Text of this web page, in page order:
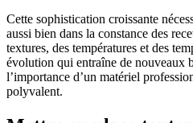
Cette sophistication croissante
aussi bien dans la constance des
textures, des températures et des
évolution qui entraîne de nouveaux
l’importance d’un matériel
polyvalent.